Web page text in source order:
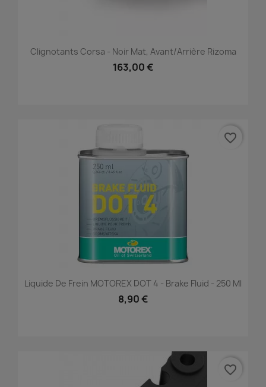
Clignotants Corsa - Noir Mat, Avant/Arrière Rizoma
163,00 €
Liquide De Frein MOTOREX DOT 4 - Brake Fluid - 250 Ml
8,90 €
favorite_border
favorite_border